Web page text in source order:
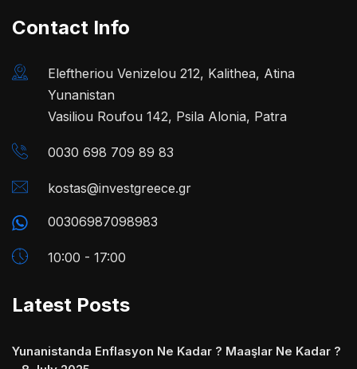
Contact Info
Eleftheriou Venizelou 212, Kalithea, Atina
Yunanistan
Vasiliou Roufou 142, Psila Alonia, Patra
0030 698 709 89 83
kostas@investgreece.gr
00306987098983
10:00 - 17:00
Latest Posts
Yunanistanda Enflasyon Ne Kadar ? Maaşlar Ne Kadar ?